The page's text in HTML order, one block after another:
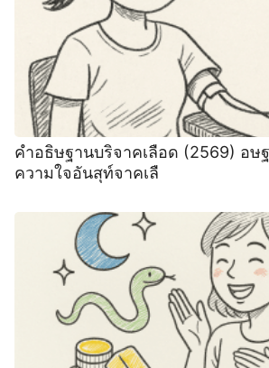
คำอธิษฐานบริจาคเลือด (2569) อษ
ความใจอันสุท์จาคเลื